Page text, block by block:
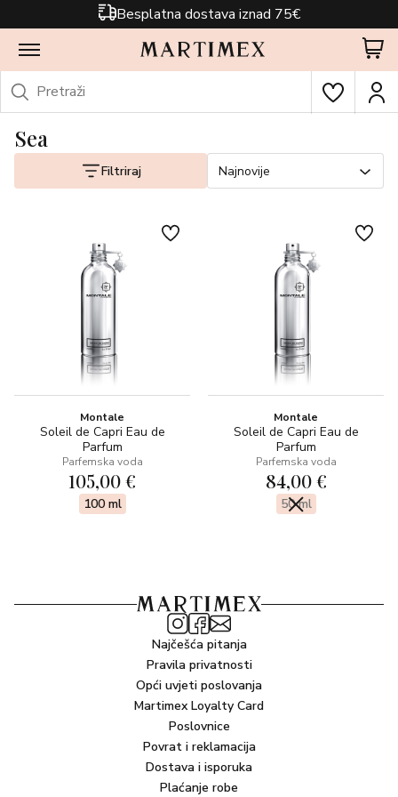
Besplatna dostava iznad 75€
Sea
Filtriraj Najnovije
Montale
Soleil de Capri Eau de
Parfum
Parfemska voda
105,00 €
100 ml
Montale
Soleil de Capri Eau de
Parfum
Parfemska voda
84,00 €
50 ml
Najčešća pitanja
Pravila privatnosti
Opći uvjeti poslovanja
Martimex Loyalty Card
Poslovnice
Povrat i reklamacija
Dostava i isporuka
Plaćanje robe